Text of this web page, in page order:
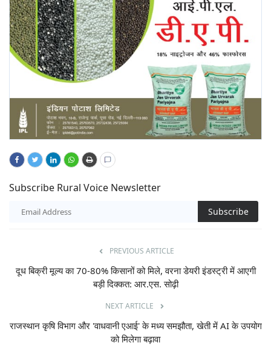
Subscribe Rural Voice Newsletter
Subscribe
PREVIOUS ARTICLE
दूध बिक्री मूल्य का 70-80% किसानों को मिले, वरना डेयरी इंडस्ट्री में आएगी
बड़ी दिक्कत: आर.एस. सोढ़ी
NEXT ARTICLE
राजस्थान कृषि विभाग और 'वाधवानी एआई' के मध्य समझौता, खेती में AI के उपयोग
को मिलेगा बढ़ावा